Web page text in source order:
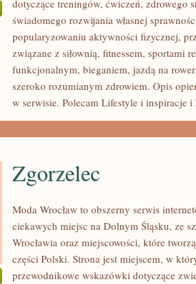
TRENING
SIŁOWY
dotyczące treningów, ćwiczeń, zdrowego
świadomego rozwijania własnej
popularyzowaniu aktywności fizycznej,
związane z siłownią, fitnessem, sportami
funkcjonalnym, bieganiem, jazdą na
szeroko rozumianym zdrowiem. Opis
w serwisie. Polecam Lifestyle i inspiracje i
Zgorzelec
Moda Wrocław to obszerny serwis
ciekawych miejsc na Dolnym Śląsku, ze
Wrocławia oraz miejscowości, które
części Polski. Strona jest miejscem, w
przewodnikowe wskazówki dotyczące